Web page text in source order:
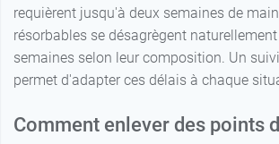
requièrent jusqu'à deux semaines de
résorbables se désagrègent
semaines selon leur composition. Un
permet d'adapter ces délais à chaque
Comment enlever des points